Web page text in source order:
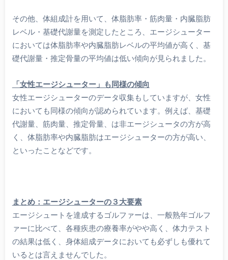
その他、体組成計を用いて、体脂肪率・筋肉量・内臓脂肪
レベル・基礎代謝量を測定したところ、エージシューター
においては体脂肪率や内臓脂肪レベルの平均値が高く、基
礎代謝量・推定骨量の平均値は低い傾向が見られました。
「女性エージシューター」も同様の傾向
女性エージシューターのデータ収集もしていますが、女性
においても同様の傾向が認められています。例えば、基礎
代謝量、筋肉量、推定骨量、は非エージシュータの方が高
く、体脂肪率や内臓脂肪はエージシューターの方が高い、
といったことなどです。
まとめ：エージシューターの３大要素
エージシュートを達成するゴルファーは、一般熟年ゴルフ
ァーに比べて、各種疾患の療養率がやや高く、体力テスト
の結果は低く、身体組成データにおいても必ずしも優れて
いるとは言えませんでした。